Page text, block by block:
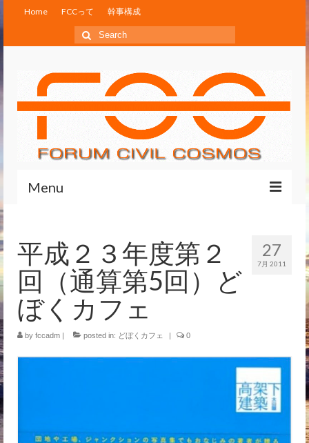
Home FCCって 幹事構成
Search
for:
Menu
FCCって
幹事構成
イベント
27
7月 2011
平成２３年度第２
回（通算第5回）ど
ぼくカフェ
by fccadm | posted in: どぼくカフェ | 0